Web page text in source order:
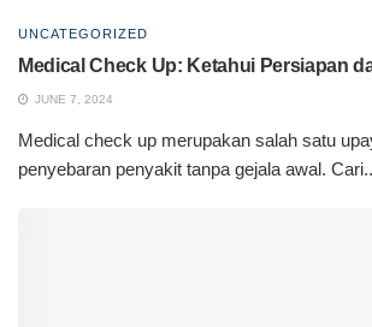
UNCATEGORIZED
Medical Check Up: Ketahui Persiapan
JUNE 7, 2024
Medical check up merupakan salah satu
penyebaran penyakit tanpa gejala awal.